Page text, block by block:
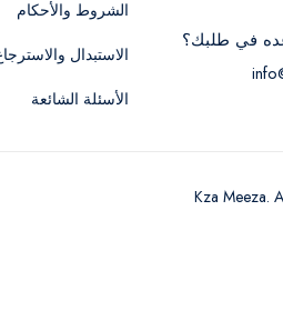
في طلبك؟
الشروط والأحكام
الاستبدال
الأسئلة الشائعة